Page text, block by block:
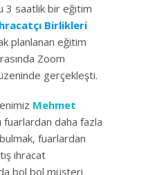
3 saatlik bir eğitim
Birlikleri
planlanan eğitim
Zoom
gerçekleşti.
Mehmet
fuarlardan daha fazla
fuarlardan
ihracat
bol bol müşteri